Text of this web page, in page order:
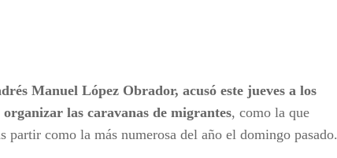
Manuel López Obrador, acusó este jueves a los
las caravanas de migrantes, como la que
partir como la más numerosa del año el domingo pasado.